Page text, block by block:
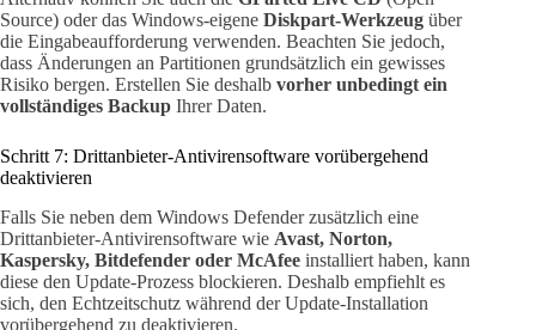
Source) oder das Windows-eigene Diskpart-Werkzeug über
die Eingabeaufforderung verwenden. Beachten Sie jedoch,
dass Änderungen an Partitionen grundsätzlich ein gewisses
Risiko bergen. Erstellen Sie deshalb vorher unbedingt ein
vollständiges Backup Ihrer Daten.
Schritt 7: Drittanbieter-Antivirensoftware vorübergehend
deaktivieren
Falls Sie neben dem Windows Defender zusätzlich eine
Drittanbieter-Antivirensoftware wie Avast, Norton,
Kaspersky, Bitdefender oder McAfee installiert haben, kann
diese den Update-Prozess blockieren. Deshalb empfiehlt es
sich, den Echtzeitschutz während der Update-Installation
vorübergehend zu deaktivieren.